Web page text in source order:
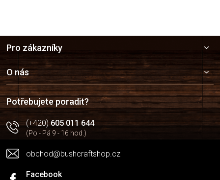
a
t
í
Pro zákazníky
O nás
Potřebujete poradit?
(+420)605 011 644
(Po - Pá 9 - 16 hod.)
obchod@bushcraftshop.cz
Facebook